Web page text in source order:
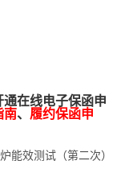
在线电子保函申
南、履约保函申
能效测试（第二次）